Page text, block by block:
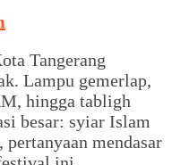
Tangerang
Lampu gemerlap,
hingga tabligh
besar: syiar Islam
mendasar